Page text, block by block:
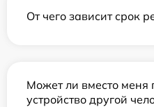
От чего зависит срок
Может ли вместо меня
устройство другой